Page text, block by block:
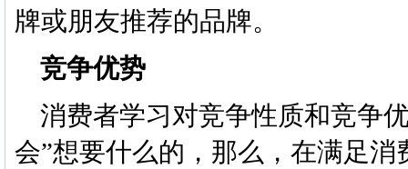
牌或朋友推荐的品牌。
竞争优势
消费者学习对竞争性质和竞争
会”想要什么的，那么，在满足